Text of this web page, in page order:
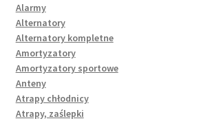
Alarmy
Alternatory
Alternatory kompletne
Amortyzatory
Amortyzatory sportowe
Anteny
Atrapy chłodnicy
Atrapy, zaślepki